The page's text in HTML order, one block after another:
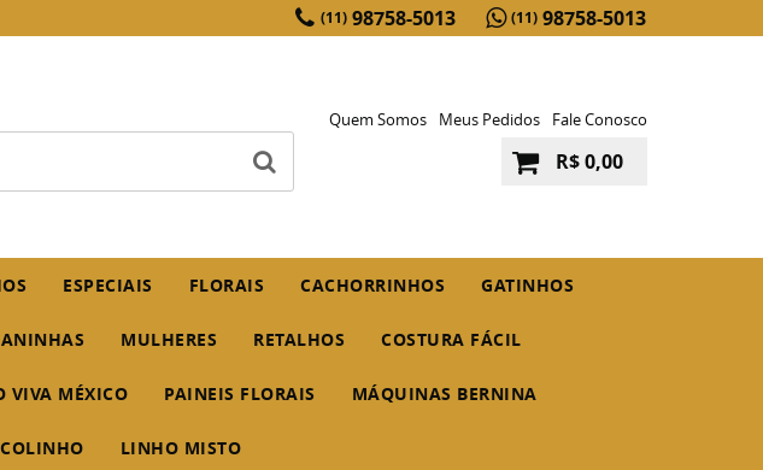
(11) 98758-5013 (11) 98758-5013
Quem Somos Meus Pedidos Fale Conosco
R$ 0,00
ESPECIAIS FLORAIS CACHORRINHOS GATINHOS
MULHERES RETALHOS COSTURA FÁCIL
VIVA MÉXICO PAINEIS FLORAIS MÁQUINAS BERNINA
LINHO MISTO